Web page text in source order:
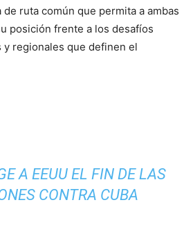
ruta común que permita a ambas
posición frente a los desafíos
regionales que definen el
A EEUU EL FIN DE LAS
CONTRA CUBA